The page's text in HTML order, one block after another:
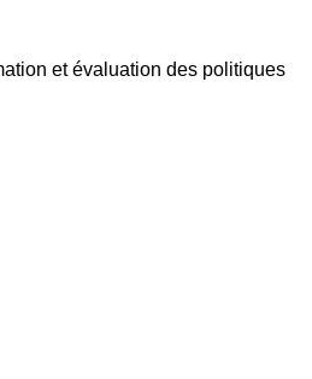
et évaluation des politiques